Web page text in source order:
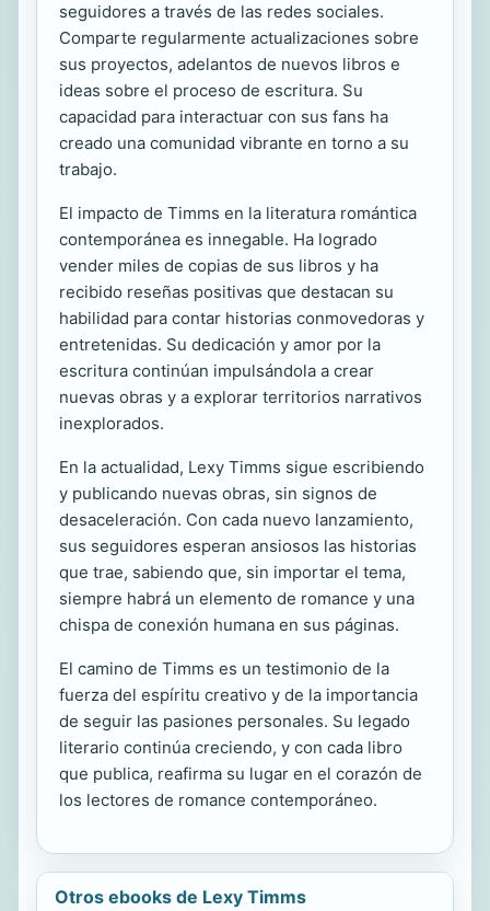
seguidores a través de las redes sociales.
Comparte regularmente actualizaciones sobre
sus proyectos, adelantos de nuevos libros e
ideas sobre el proceso de escritura. Su
capacidad para interactuar con sus fans ha
creado una comunidad vibrante en torno a su
trabajo.
El impacto de Timms en la literatura romántica
contemporánea es innegable. Ha logrado
vender miles de copias de sus libros y ha
recibido reseñas positivas que destacan su
habilidad para contar historias conmovedoras y
entretenidas. Su dedicación y amor por la
escritura continúan impulsándola a crear
nuevas obras y a explorar territorios narrativos
inexplorados.
En la actualidad, Lexy Timms sigue escribiendo
y publicando nuevas obras, sin signos de
desaceleración. Con cada nuevo lanzamiento,
sus seguidores esperan ansiosos las historias
que trae, sabiendo que, sin importar el tema,
siempre habrá un elemento de romance y una
chispa de conexión humana en sus páginas.
El camino de Timms es un testimonio de la
fuerza del espíritu creativo y de la importancia
de seguir las pasiones personales. Su legado
literario continúa creciendo, y con cada libro
que publica, reafirma su lugar en el corazón de
los lectores de romance contemporáneo.
Otros ebooks de Lexy Timms